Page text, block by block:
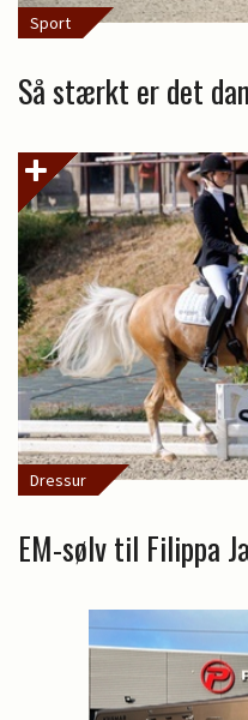
Sport
Så stærkt er det
Dressur
EM-sølv til Filippa